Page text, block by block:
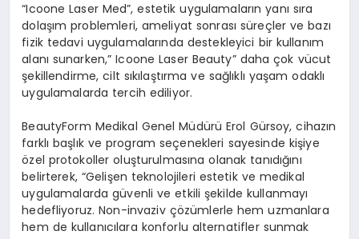
“Icoone Laser Med”, estetik uygulamaların yanı sıra
dolaşım problemleri, ameliyat sonrası süreçler ve bazı
fizik tedavi uygulamalarında destekleyici bir kullanım
alanı sunarken,” Icoone Laser Beauty” daha çok vücut
şekillendirme, cilt sıkılaştırma ve sağlıklı yaşam odaklı
uygulamalarda tercih ediliyor.
BeautyForm Medikal Genel Müdürü Erol Gürsoy, cihazın
farklı başlık ve program seçenekleri sayesinde kişiye
özel protokoller oluşturulmasına olanak tanıdığını
belirterek, “Gelişen teknolojileri estetik ve medikal
uygulamalarda güvenli ve etkili şekilde kullanmayı
hedefliyoruz. Non-invaziv çözümlerle hem uzmanlara
hem de kullanıcılara konforlu alternatifler sunmak